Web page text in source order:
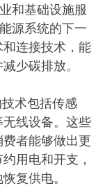
和基础设施服
源系统的下一
连接技术，能
少碳排放。
术包括传感
线设备。这些
者能够做出更
用电和开支，
复供电。